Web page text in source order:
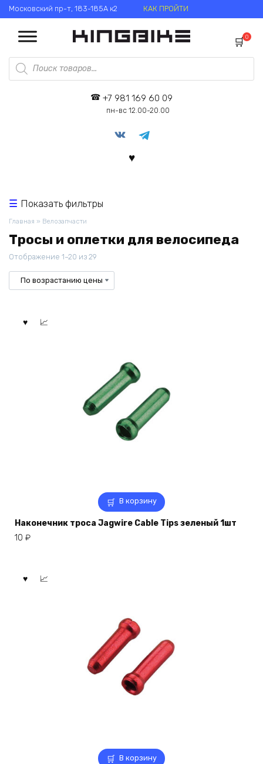
Перейти
к
содержанию
Московский пр-т, 183-185А к2 КАК ПРОЙТИ
Поиск
товаров
0
+7 981 169 60 09
пн-вс 12.00-20.00
Главная » Велозапчасти
Тросы и оплетки для велосипеда
Отображение 1–20 из 29
возрастанию
В корзину
Наконечник троса Jagwire Cable Tips зеленый 1шт
10 ₽
В корзину
Показать фильтры